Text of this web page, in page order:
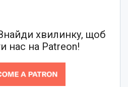
хвилинку, щоб
нас на Patreon!